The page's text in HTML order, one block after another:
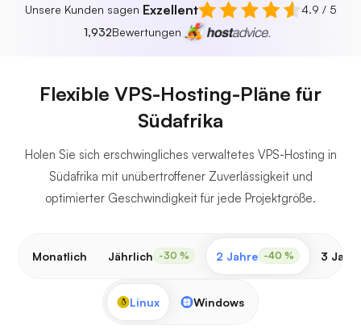
Unsere Kunden sagen Exzellent
4.9 / 5
1,932Bewertungen
Flexible VPS-Hosting-Pläne für
Südafrika
Holen Sie sich erschwingliches verwaltetes VPS-Hosting in
Südafrika mit unübertroffener Zuverlässigkeit und
optimierter Geschwindigkeit für jede Projektgröße.
Monatlich Jährlich -30 % 2 Jahre -40 % 3
Linux Windows